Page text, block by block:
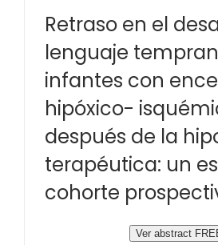
Retraso en el
lenguaje
infantes con
hipóxico-
después de la
terapéutica: un
cohorte
Ver abstract